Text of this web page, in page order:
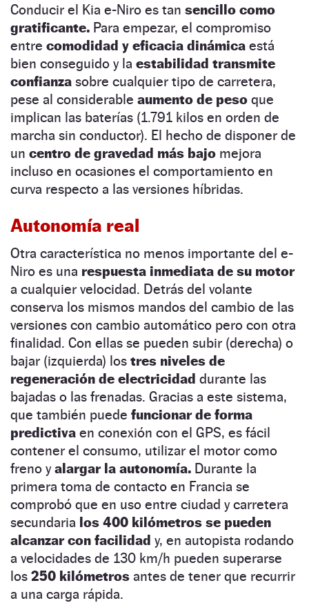
Conducir el Kia e-Niro es tan sencillo como
gratificante. Para empezar, el compromiso
entre comodidad y eficacia dinámica está
bien conseguido y la estabilidad transmite
confianza sobre cualquier tipo de carretera,
pese al considerable aumento de peso que
implican las baterías (1.791 kilos en orden de
marcha sin conductor). El hecho de disponer de
un centro de gravedad más bajo mejora
incluso en ocasiones el comportamiento en
curva respecto a las versiones híbridas.
Autonomía real
Otra característica no menos importante del e-
Niro es una respuesta inmediata de su motor
a cualquier velocidad. Detrás del volante
conserva los mismos mandos del cambio de las
versiones con cambio automático pero con otra
finalidad. Con ellas se pueden subir (derecha) o
bajar (izquierda) los tres niveles de
regeneración de electricidad durante las
bajadas o las frenadas. Gracias a este sistema,
que también puede funcionar de forma
predictiva en conexión con el GPS, es fácil
contener el consumo, utilizar el motor como
freno yalargar la autonomía. Durante la
primera toma de contacto en Francia se
comprobó que en uso entre ciudad y carretera
secundaria los 400 kilómetros se pueden
alcanzar con facilidad y, en autopista rodando
a velocidades de 130 km/h pueden superarse
los 250 kilómetros antes de tener que recurrir
a una carga rápida.